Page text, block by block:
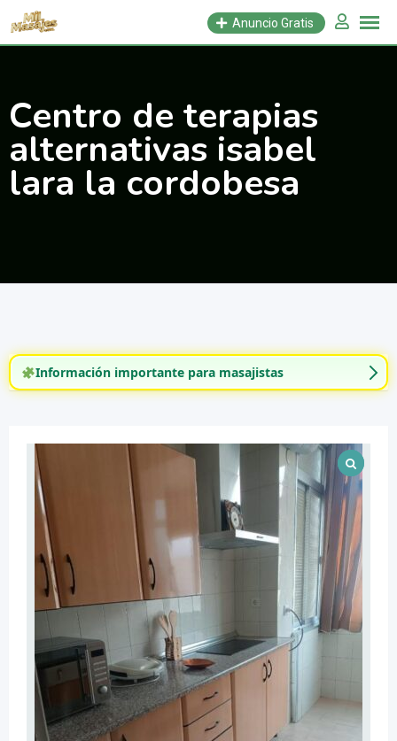
Saltar
Anuncio Gratis
Centro de terapias
alternativas isabel
lara la cordobesa
Información importante para masajistas